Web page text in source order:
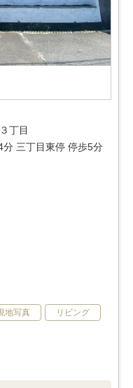
丁目
分 三丁目東停 停歩5分
地写真 リビング